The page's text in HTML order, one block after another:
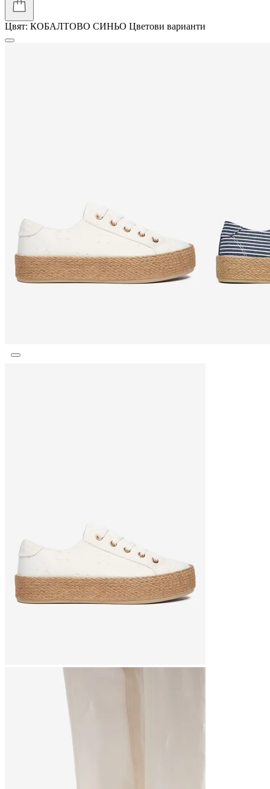
Цвят: КОБАЛТОВО СИНЬО Цветови варианти